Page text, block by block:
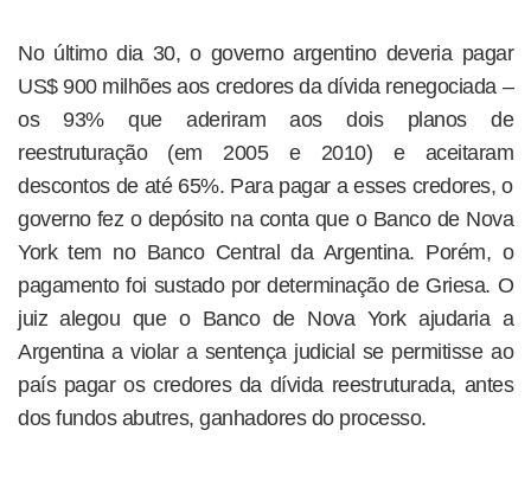
No último dia 30, o governo argentino deveria pagar
US$ 900 milhões aos credores da dívida renegociada –
os 93% que aderiram aos dois planos de
reestruturação (em 2005 e 2010) e aceitaram
descontos de até 65%. Para pagar a esses credores, o
governo fez o depósito na conta que o Banco de Nova
York tem no Banco Central da Argentina. Porém, o
pagamento foi sustado por determinação de Griesa. O
juiz alegou que o Banco de Nova York ajudaria a
Argentina a violar a sentença judicial se permitisse ao
país pagar os credores da dívida reestruturada, antes
dos fundos abutres, ganhadores do processo.